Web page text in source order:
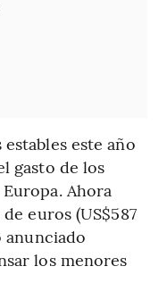
este año
gasto de los
Ahora
euros (US$587
anunciado
los menores